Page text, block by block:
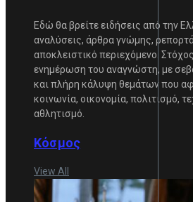
Εδώ θα βρείτε ειδήσεις από την
αναλύσεις, άρθρα γνώμης,
αποκλειστικό περιεχόμενο.
ενημέρωση του αναγνώστη, με
και πλήρη κάλυψη θεμάτων που
κοινωνία, οικονομία, πολιτισμό,
αθλητισμό.
Κόσμος
View All